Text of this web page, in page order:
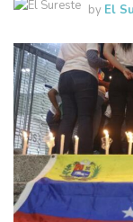
by El